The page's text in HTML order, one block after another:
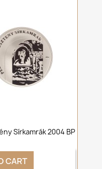
Sírkamrák 2004 BP
CART